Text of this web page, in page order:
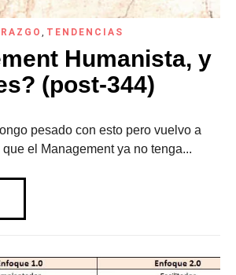
, TENDENCIAS
Humanista, y
(post-344)
pesado con esto pero vuelvo a
el Management ya no tenga...